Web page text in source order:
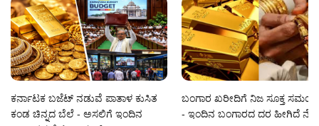
ಕರ್ನಾಟಕ ಬಜೆಟ್ ನಡುವೆ ಪಾತಾಳ ಕುಸಿತ
ಕಂಡ ಚಿನ್ನದ ಬೆಲೆ - ಅಸಲಿಗೆ ಇಂದಿನ
ಬಂಗಾರ ಖರೀದಿಗೆ ನಿಜ ಸೂಕ್ತ
- ಇಂದಿನ ಬಂಗಾರದ ದರ ಹೀಗಿದೆ